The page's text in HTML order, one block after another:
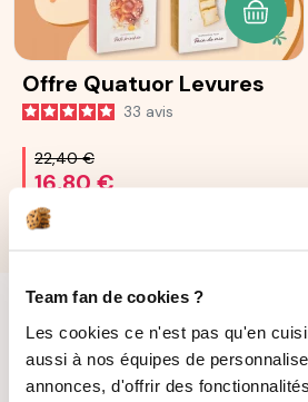
Team fan de cookies ?
Les cookies ce n'est pas qu'en
aussi à nos équipes de
annonces, d'offrir des
Offre Quatuor Levures
33 avis
22,40 €
16,80 €